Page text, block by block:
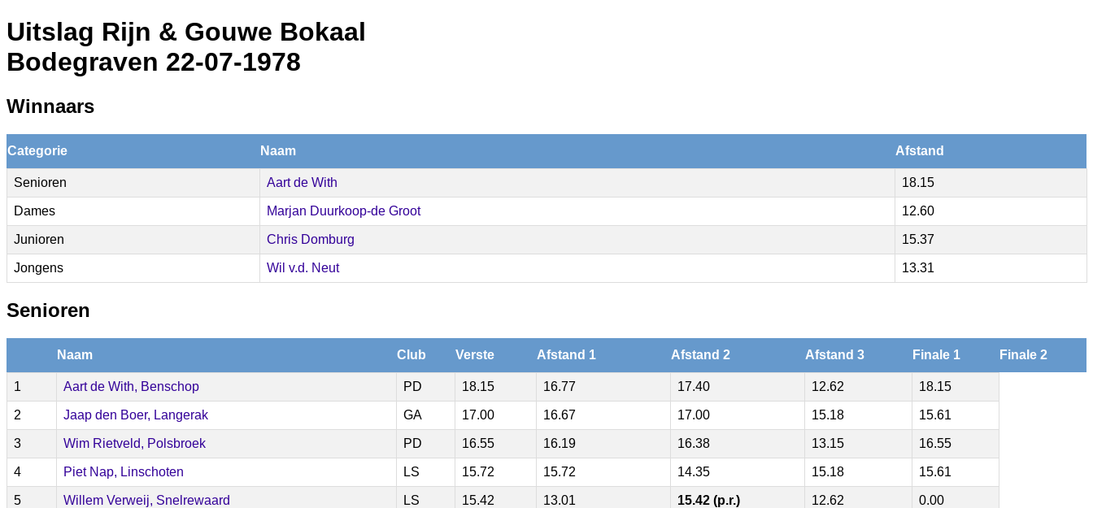
Uitslag Rijn & Gouwe Bokaal
Bodegraven 22-07-1978
Winnaars
Categorie Naam Afstand
Senioren Aart de With 18.15
Dames Marjan Duurkoop-de Groot 12.60
Junioren Chris Domburg 15.37
Jongens Wil v.d. Neut 13.31
Senioren
Naam Club Verste Afstand 1 Afstand 2 Afstand 3 Finale 1 Finale 2
1 Aart de With, Benschop PD 18.15 16.77 17.40 12.62 18.15
2 Jaap den Boer, Langerak GA 17.00 16.67 17.00 15.18 15.61
3 Wim Rietveld, Polsbroek PD 16.55 16.19 16.38 13.15 16.55
4 Piet Nap, Linschoten LS 15.72 15.72 14.35 15.18 15.61
5 Willem Verweij, Snelrewaard LS 15.42 13.01 15.42 (p.r.) 12.62 0.00